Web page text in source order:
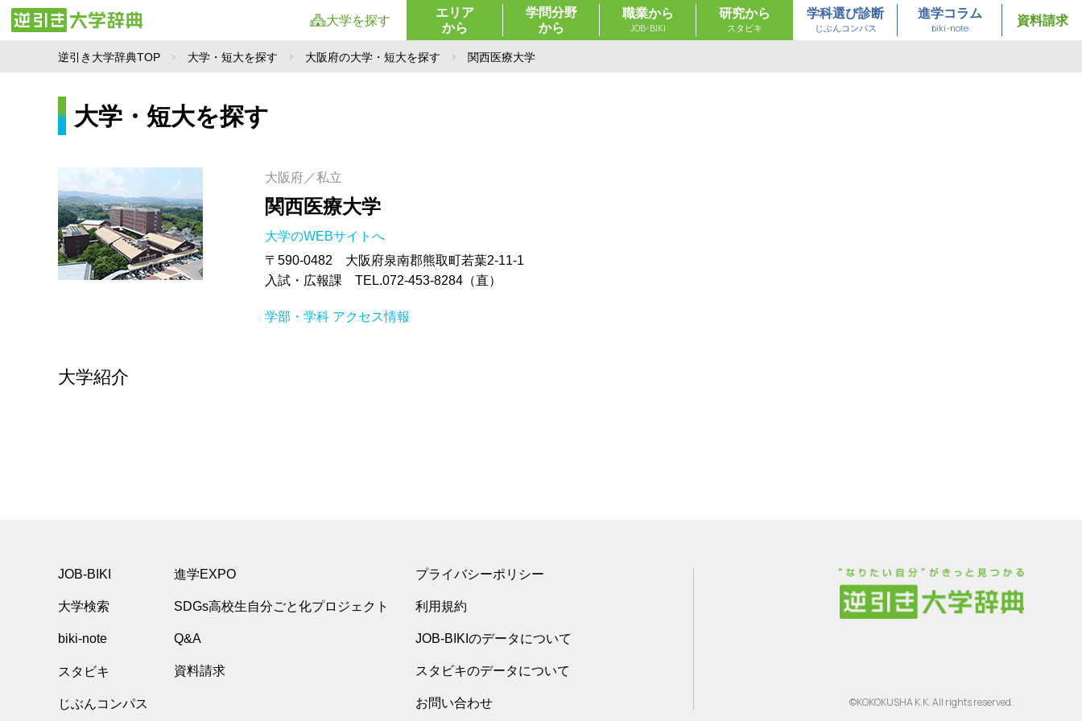
大学を探す
エリア
から
学問分野
から
職業から
JOB-BIKI
研究から
スタビキ
学科選び診断
じぶんコンパス
進学コラム
biki-note
資料請求
逆引き大学辞典TOP 大学・短大を探す 大阪府の大学・短大を探す 関西医療大学
大学・短大を探す
大阪府／私立
関西医療大学
大学のWEBサイトへ
〒590-0482 大阪府泉南郡熊取町若葉2-11-1
入試・広報課 TEL.072-453-8284（直）
学部・学科 アクセス情報
大学紹介
JOB-BIKI
大学検索
biki-note
スタビキ
じぶんコンパス
進学EXPO
SDGs高校生自分ごと化プロジェクト
Q&A
資料請求
プライバシーポリシー
利用規約
JOB-BIKIのデータについて
スタビキのデータについて
お問い合わせ ©KOKOKUSHA K.K. All rights reserved.